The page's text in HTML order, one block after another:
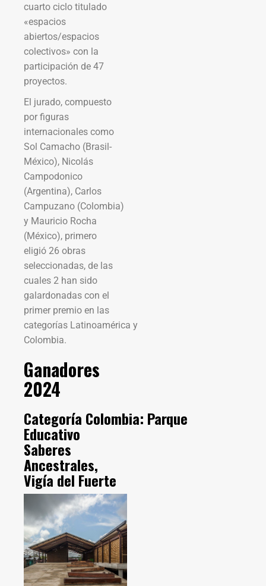
cuarto ciclo titulado
«espacios
abiertos/espacios
colectivos» con la
participación de 47
proyectos.
El jurado, compuesto
por figuras
internacionales como
Sol Camacho (Brasil-
México), Nicolás
Campodonico
(Argentina), Carlos
Campuzano (Colombia)
y Mauricio Rocha
(México), primero
eligió 26 obras
seleccionadas, de las
cuales 2 han sido
galardonadas con el
primer premio en las
categorías Latinoamérica y
Colombia.
Ganadores
2024
Categoría Colombia: Parque
Educativo
Saberes
Ancestrales,
Vigía del Fuerte